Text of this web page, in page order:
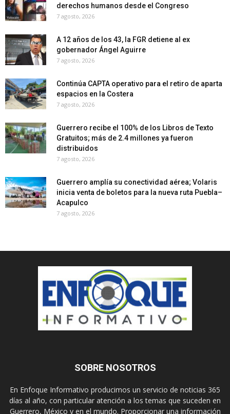
derechos humanos desde el Congreso
7 agosto, 2026
A 12 años de los 43, la FGR detiene al ex
gobernador Ángel Aguirre
7 agosto, 2026
Continúa CAPTA operativo para el retiro de aparta
espacios en la Costera
7 agosto, 2026
Guerrero recibe el 100% de los Libros de Texto
Gratuitos; más de 2.4 millones ya fueron
distribuidos
7 agosto, 2026
Guerrero amplía su conectividad aérea; Volaris
inicia venta de boletos para la nueva ruta Puebla–
Acapulco
7 agosto, 2026
SOBRE NOSOTROS
En Enfoque Informativo producimos un servicio de noticias 365
días al año, con particular atención a los temas que suceden en
Guerrero, México y en el mundo. Proporcionar una información